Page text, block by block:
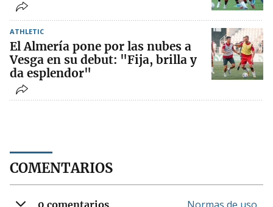
ATHLETIC
El Almería pone por las nubes a
Vesga en su debut: "Fija, brilla y
da esplendor"
COMENTARIOS